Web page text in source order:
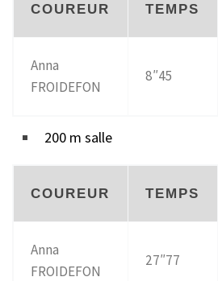
COUREUR TEMPS
Anna
FROIDEFON
8″45
200 m salle
COUREUR TEMPS
Anna
FROIDEFON
27″77